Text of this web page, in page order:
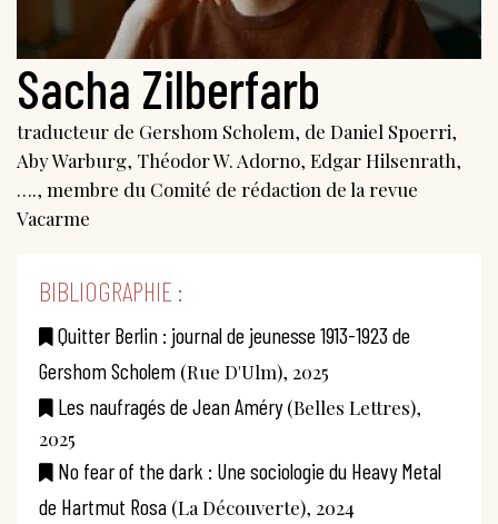
Sacha Zilberfarb
traducteur de Gershom Scholem, de Daniel Spoerri,
Aby Warburg, Théodor W. Adorno, Edgar Hilsenrath,
…., membre du Comité de rédaction de la revue
Vacarme
BIBLIOGRAPHIE :
Quitter Berlin : journal de jeunesse 1913-1923 de
Gershom Scholem (Rue D'Ulm), 2025
Les naufragés de Jean Améry(Belles Lettres),
2025
No fear of the dark : Une sociologie du Heavy Metal
de Hartmut Rosa (La Découverte), 2024